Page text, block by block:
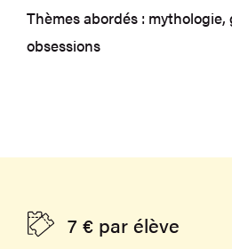
Thèmes abordés :
obsessions
7 € par élève